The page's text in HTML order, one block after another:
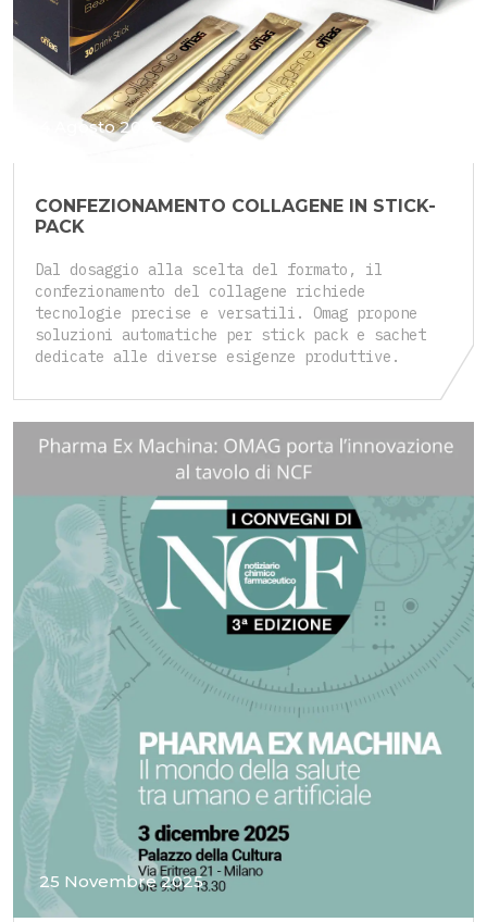
4 Agosto 2026
CONFEZIONAMENTO COLLAGENE IN STICK-
PACK
Dal dosaggio alla scelta del formato, il
confezionamento del collagene richiede
tecnologie precise e versatili. Omag propone
soluzioni automatiche per stick pack e sachet
dedicate alle diverse esigenze produttive.
25 Novembre 2025